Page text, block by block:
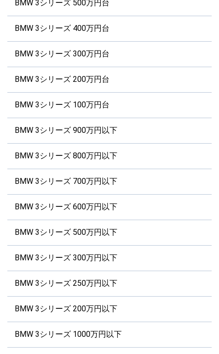
BMW 3シリーズ 500万円台
BMW 3シリーズ 400万円台
BMW 3シリーズ 300万円台
BMW 3シリーズ 200万円台
BMW 3シリーズ 100万円台
BMW 3シリーズ 900万円以下
BMW 3シリーズ 800万円以下
BMW 3シリーズ 700万円以下
BMW 3シリーズ 600万円以下
BMW 3シリーズ 500万円以下
BMW 3シリーズ 300万円以下
BMW 3シリーズ 250万円以下
BMW 3シリーズ 200万円以下
BMW 3シリーズ 1000万円以下